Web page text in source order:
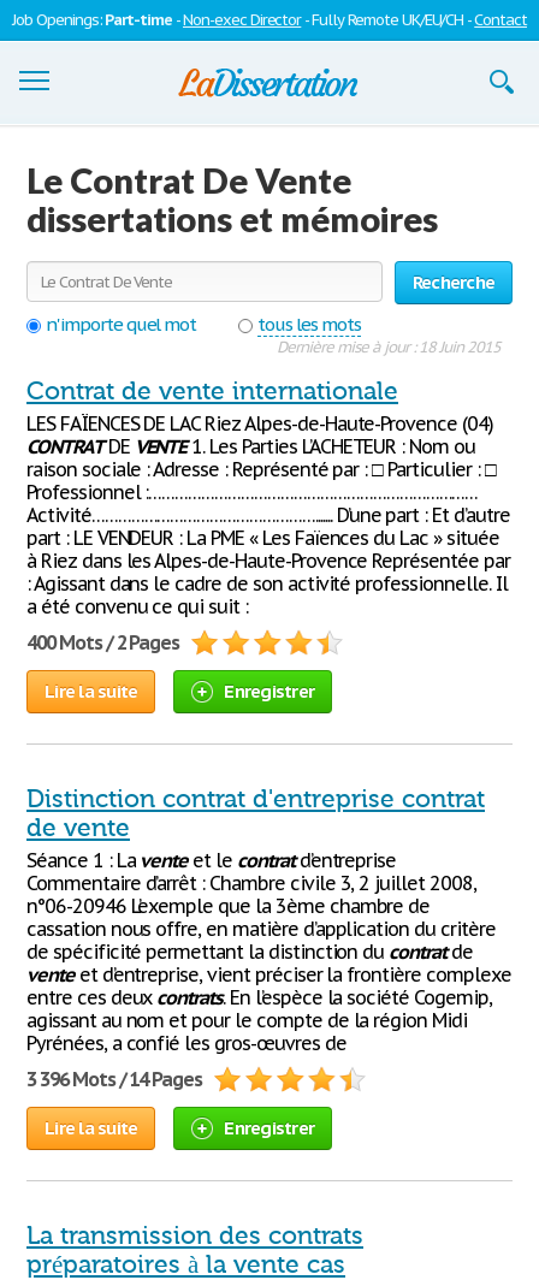
Job Openings:Part-time -Non-exec Director- Fully Remote UK/EU/CH -Contact
S'inscrire
Se connecter
Contactez-nous
Le Contrat De Vente
dissertations et mémoires
Recherche
n'importe quel mot
tous les mots
Dernière mise à jour : 18 Juin 2015
Contrat de vente internationale
LES FAÏENCES DE LAC Riez Alpes-de-Haute-Provence (04)
CONTRATDE VENTE1. Les Parties L’ACHETEUR : Nom ou
raison sociale : Adresse : Représenté par : □ Particulier : □
Professionnel :…………………………………………………………………
Activité……………………………………………....... D’une part : Et d’autre
part : LE VENDEUR : La PME « Les Faïences du Lac » située
à Riez dans les Alpes-de-Haute-Provence Représentée par
: Agissant dans le cadre de son activité professionnelle. Il
a été convenu ce qui suit :
400 Mots / 2 Pages
Lire la suite Enregistrer
Distinction contrat d'entreprise contrat
de vente
Séance 1 : La venteet le contratd’entreprise
Commentaire d’arrêt : Chambre civile 3, 2 juillet 2008,
n°06-20946 L’exemple que la 3ème chambre de
cassation nous offre, en matière d’application du critère
de spécificité permettant la distinction du contratde
venteet d’entreprise, vient préciser la frontière complexe
entre ces deux contrats. En l’espèce la société Cogemip,
agissant au nom et pour le compte de la région Midi
Pyrénées, a confié les gros-œuvres de
3 396 Mots / 14 Pages
Lire la suite Enregistrer
La transmission des contrats
préparatoires à la vente cas